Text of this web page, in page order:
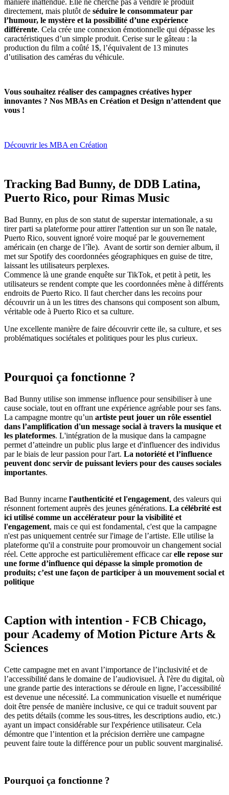
manière inattendue. Elle ne cherche pas à vendre le produit
directement, mais plutôt de séduire le consommateur par
l’humour, le mystère et la possibilité d’une expérience
différente. Cela crée une connexion émotionnelle qui dépasse les
caractéristiques d’un simple produit. Cerise sur le gâteau : la
production du film a coûté 1$, l’équivalent de 13 minutes
d’utilisation des caméras du véhicule.
Vous souhaitez réaliser des campagnes créatives hyper
innovantes ? Nos MBAs en Création et Design n’attendent que
vous !
Découvrir les MBA en Création
Tracking Bad Bunny, de DDB Latina,
Puerto Rico, pour Rimas Music
Bad Bunny, en plus de son statut de superstar internationale, a su
tirer parti sa plateforme pour attirer l'attention sur un son île natale,
Puerto Rico, souvent ignoré voire moqué par le gouvernement
américain (en charge de l’île). Avant de sortir son dernier album, il
met sur Spotify des coordonnées géographiques en guise de titre,
laissant les utilisateurs perplexes.
Commence là une grande enquête sur TikTok, et petit à petit, les
utilisateurs se rendent compte que les coordonnées mène à différents
endroits de Puerto Rico. Il faut chercher dans les recoins pour
découvrir un à un les titres des chansons qui composent son album,
véritable ode à Puerto Rico et sa culture.
Une excellente manière de faire découvrir cette ile, sa culture, et ses
problématiques sociétales et politiques pour les plus curieux.
Pourquoi ça fonctionne ?
Bad Bunny utilise son immense influence pour sensibiliser à une
cause sociale, tout en offrant une expérience agréable pour ses fans.
La campagne montre qu’un artiste peut jouer un rôle essentiel
dans l’amplification d'un message social à travers la musique et
les plateformes. L'intégration de la musique dans la campagne
permet d’atteindre un public plus large et d'influencer des individus
par le biais de leur passion pour l'art. La notoriété et l’influence
peuvent donc servir de puissant leviers pour des causes sociales
importantes.
Bad Bunny incarne l'authenticité et l'engagement, des valeurs qui
résonnent fortement auprès des jeunes générations. La célébrité est
ici utilisé comme un accélérateur pour la visibilité et
l'engagement, mais ce qui est fondamental, c'est que la campagne
n'est pas uniquement centrée sur l'image de l’artiste. Elle utilise la
plateforme qu'il a construite pour promouvoir un changement social
réel. Cette approche est particulièrement efficace carelle repose sur
une forme d’influence qui dépasse la simple promotion de
produits; c’est une façon de participer à un mouvement social et
politique
Caption with intention - FCB Chicago,
pour Academy of Motion Picture Arts &
Sciences
Cette campagne met en avant l’importance de l’inclusivité et de
l’accessibilité dans le domaine de l’audiovisuel. À l'ère du digital, où
une grande partie des interactions se déroule en ligne, l’accessibilité
est devenue une nécessité. La communication visuelle et numérique
doit être pensée de manière inclusive, ce qui ce traduit souvent par
des petits détails (comme les sous-titres, les descriptions audio, etc.)
ayant un impact considérable sur l'expérience utilisateur. Cela
démontre que l’intention et la précision derrière une campagne
peuvent faire toute la différence pour un public souvent marginalisé.
Pourquoi ça fonctionne ?